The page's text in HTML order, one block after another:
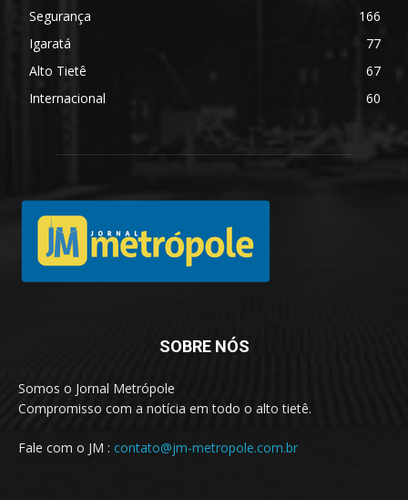
Segurança
166
Igaratá
77
Alto Tietê
67
Internacional
60
SOBRE NÓS
Somos o Jornal Metrópole
Compromisso com a notícia em todo o alto tietê.
Fale com o JM : contato@jm-metropole.com.br